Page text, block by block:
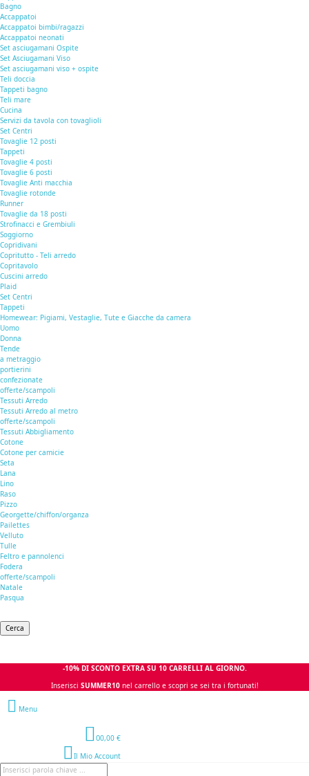
Bagno
Accappatoi
Accappatoi bimbi/ragazzi
Accappatoi neonati
Set asciugamani Ospite
Set Asciugamani Viso
Set asciugamani viso + ospite
Teli doccia
Tappeti bagno
Teli mare
Cucina
Servizi da tavola con tovaglioli
Set Centri
Tovaglie 12 posti
Tappeti
Tovaglie 4 posti
Tovaglie 6 posti
Tovaglie Anti macchia
Tovaglie rotonde
Runner
Tovaglie da 18 posti
Strofinacci e Grembiuli
Soggiorno
Copridivani
Copritutto - Teli arredo
Copritavolo
Cuscini arredo
Plaid
Set Centri
Tappeti
Homewear: Pigiami, Vestaglie, Tute e Giacche da camera
Uomo
Donna
Tende
a metraggio
portierini
confezionate
offerte/scampoli
Tessuti Arredo
Tessuti Arredo al metro
offerte/scampoli
Tessuti Abbigliamento
Cotone
Cotone per camicie
Seta
Lana
Lino
Raso
Pizzo
Georgette/chiffon/organza
Pailettes
Velluto
Tulle
Feltro e pannolenci
Fodera
offerte/scampoli
Natale
Pasqua
Cerca
-10% DI SCONTO EXTRA SU 10 CARRELLI AL GIORNO.
Inserisci SUMMER10 nel carrello e scopri se sei tra i fortunati!
Menu
00,00 €
Il Mio Account